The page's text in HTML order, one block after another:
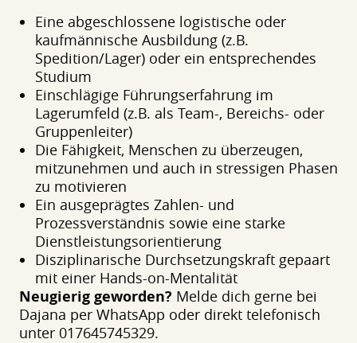
Eine abgeschlossene logistische oder
kaufmännische Ausbildung (z.B.
Spedition/Lager) oder ein entsprechendes
Studium
Einschlägige Führungserfahrung im
Lagerumfeld (z.B. als Team-, Bereichs- oder
Gruppenleiter)
Die Fähigkeit, Menschen zu überzeugen,
mitzunehmen und auch in stressigen Phasen
zu motivieren
Ein ausgeprägtes Zahlen- und
Prozessverständnis sowie eine starke
Dienstleistungsorientierung
Disziplinarische Durchsetzungskraft gepaart
mit einer Hands-on-Mentalität
Neugierig geworden? Melde dich gerne bei
Dajana per WhatsApp oder direkt telefonisch
unter 017645745329.